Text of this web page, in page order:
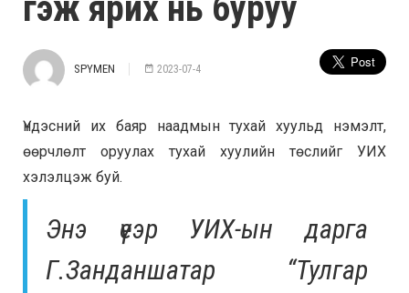
SPYMEN 2023-07-4
Үндэсний их баяр наадмын тухай хуульд нэмэлт,
өөрчлөлт оруулах тухай хуулийн төслийг УИХ
хэлэлцэж буй.
Энэ үеэр УИХ-ын дарга
Г.Занданшатар “Тулгар